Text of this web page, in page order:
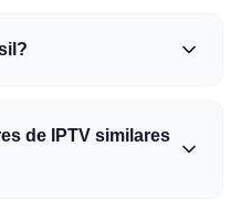
de IPTV similares